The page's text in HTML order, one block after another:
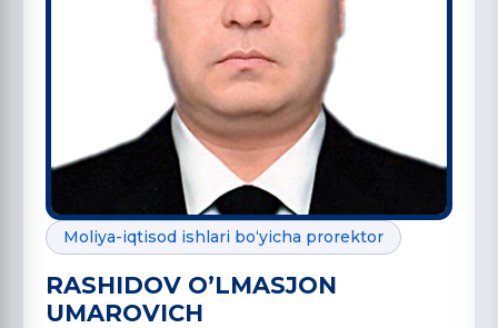
Moliya-iqtisod ishlari bo‘yicha prorektor
RASHIDOV OʼLMASJON
UMAROVICH